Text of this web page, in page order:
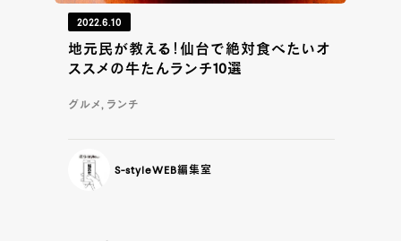
2022.6.10
地元民が教える！仙台で絶対食べたいオ
ススメの牛たんランチ10選
グルメ, ランチ
S-styleWEB編集室